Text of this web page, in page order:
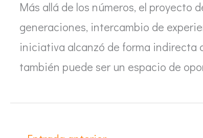
Más allá de los números, el proyecto
generaciones, intercambio de
iniciativa alcanzó de forma indirecta
también puede ser un espacio de